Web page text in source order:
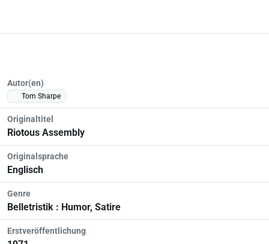
Autor(en)
Tom Sharpe
Originaltitel
Riotous Assembly
Originalsprache
Englisch
Genre
Belletristik : Humor, Satire
Erstveröffentlichung